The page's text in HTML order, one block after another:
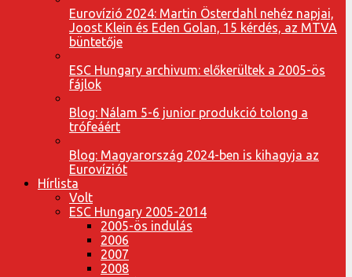
Eurovízió 2024: Martin Österdahl nehéz napjai,
Joost Klein és Eden Golan, 15 kérdés, az MTVA
büntetője
ESC Hungary archivum: előkerültek a 2005-ös
fájlok
Blog: Nálam 5-6 junior produkció tolong a
trófeáért
Blog: Magyarország 2024-ben is kihagyja az
Eurovíziót
Hírlista
Volt
ESC Hungary 2005-2014
2005-ös indulás
2006
2007
2008